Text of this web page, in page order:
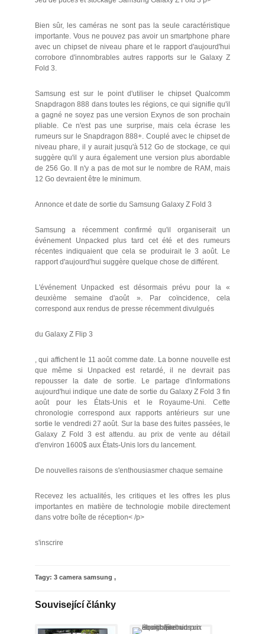
Bien sûr, les caméras ne sont pas la seule caractéristique
importante. Vous ne pouvez pas avoir un smartphone phare
avec un chipset de niveau phare et le rapport d'aujourd'hui
corrobore d'innombrables autres rapports sur le Galaxy Z
Fold 3.
Samsung est sur le point d'utiliser le chipset Qualcomm
Snapdragon 888 dans toutes les régions, ce qui signifie qu'il
a gagné ne soyez pas une version Exynos de son prochain
pliable. Ce n'est pas une surprise, mais cela écrase les
rumeurs sur le Snapdragon 888+. Couplé avec le chipset de
niveau phare, il y aurait jusqu'à 512 Go de stockage, ce qui
suggère qu'il y aura également une version plus abordable
de 256 Go. Il n'y a pas de mot sur le nombre de RAM, mais
12 Go devraient être le minimum.
Annonce et date de sortie du Samsung Galaxy Z Fold 3
Samsung a récemment confirmé qu'il organiserait un
événement Unpacked plus tard cet été et des rumeurs
récentes indiquaient que cela se produirait le 3 août. Le
rapport d'aujourd'hui suggère quelque chose de différent.
L'événement Unpacked est désormais prévu pour la «
deuxième semaine d'août ». Par coïncidence, cela
correspond aux rendus de presse récemment divulgués
du Galaxy Z Flip 3
, qui affichent le 11 août comme date. La bonne nouvelle est
que même si Unpacked est retardé, il ne devrait pas
repousser la date de sortie. Le partage d'informations
aujourd'hui indique une date de sortie du Galaxy Z Fold 3 fin
août pour les États-Unis et le Royaume-Uni. Cette
chronologie correspond aux rapports antérieurs sur une
sortie le vendredi 27 août. Sur la base des fuites passées, le
Galaxy Z Fold 3 est attendu. au prix de vente au détail
d'environ 1600$ aux États-Unis lors du lancement.
De nouvelles raisons de s'enthousiasmer chaque semaine
Recevez les actualités, les critiques et les offres les plus
importantes en matière de technologie mobile directement
dans votre boîte de réception< /p>
s'inscrire
Tagy: 3 camera samsung ,
Související články